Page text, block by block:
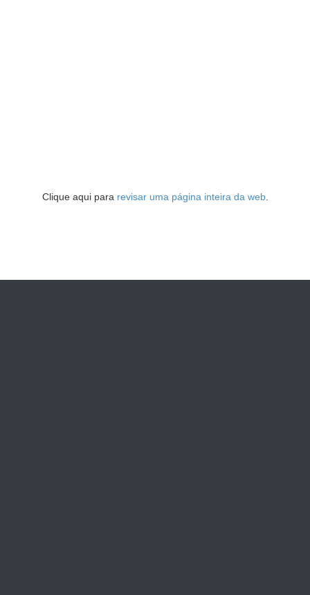
Clique aqui para revisar uma página inteira da web.